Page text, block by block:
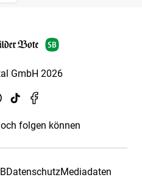
GmbH 2026
folgen können
DatenschutzMediadaten